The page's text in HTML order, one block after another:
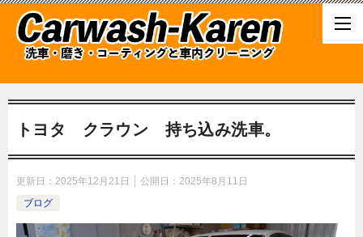
トヨタ クラウン 持ち込み洗車。
更新日： 2025年12月21日 公開日： 2025年8月11日
ブログ